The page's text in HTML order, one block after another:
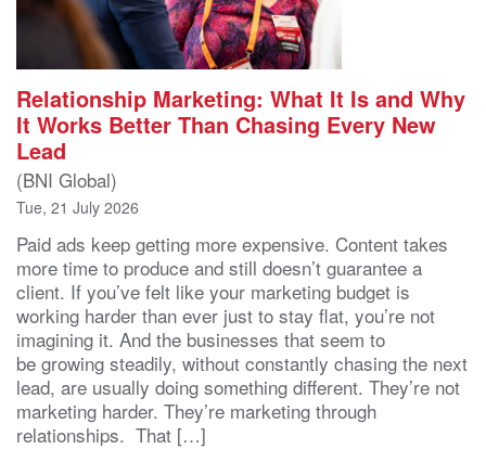
Relationship Marketing: What It Is and Why
It Works Better Than Chasing Every New
Lead
(BNI Global)
Tue, 21 July 2026
Paid ads keep getting more expensive. Content takes
more time to produce and still doesn’t guarantee a
client. If you’ve felt like your marketing budget is
working harder than ever just to stay flat, you’re not
imagining it. And the businesses that seem to
be growing steadily, without constantly chasing the next
lead, are usually doing something different. They’re not
marketing harder. They’re marketing through
relationships. That […]